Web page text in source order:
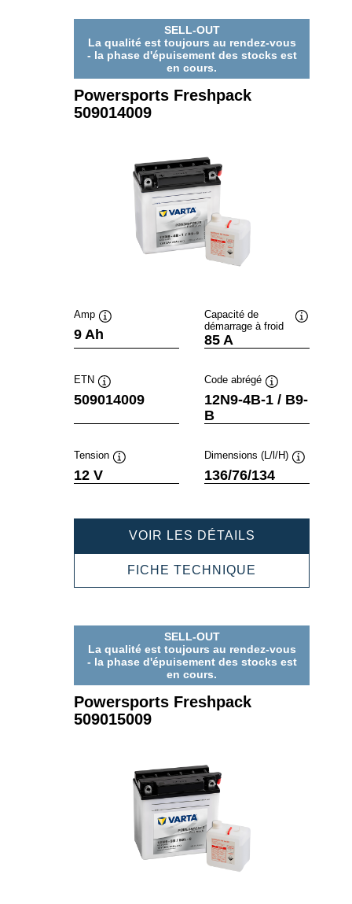
SELL-OUT
La qualité est toujours au rendez-vous
- la phase d'épuisement des stocks est
en cours.
Powersports Freshpack
509014009
Amp
9 Ah
Capacité de
démarrage à froid
85 A
ETN
Infobulle
509014009
Code abrégé
Infobulle
12N9-4B-1 / B9-
B
Tension
12 V
Dimensions (L/l/H)
136/76/134
VOIR LES DÉTAILS
509014009
FICHE TECHNIQUE
SELL-OUT
La qualité est toujours au rendez-vous
- la phase d'épuisement des stocks est
en cours.
Powersports Freshpack
509015009